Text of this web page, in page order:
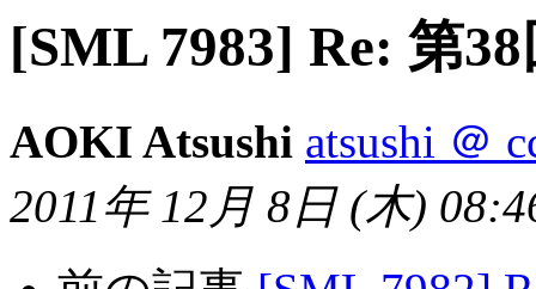
[SML 7983] Re: 第
AOKI Atsushi atsushi ＠
2011年 12月 8日 (木)